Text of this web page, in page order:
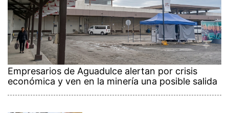
Empresarios de Aguadulce alertan por crisis
económica y ven en la minería una posible salida